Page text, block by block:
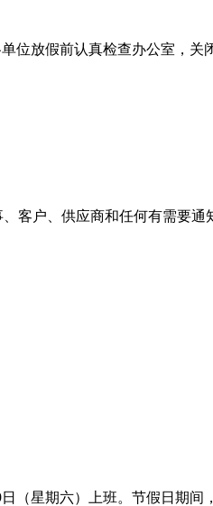
位放假前认真检查办公室，关
客户、供应商和任何有需要通
（星期六）上班。节假日期间